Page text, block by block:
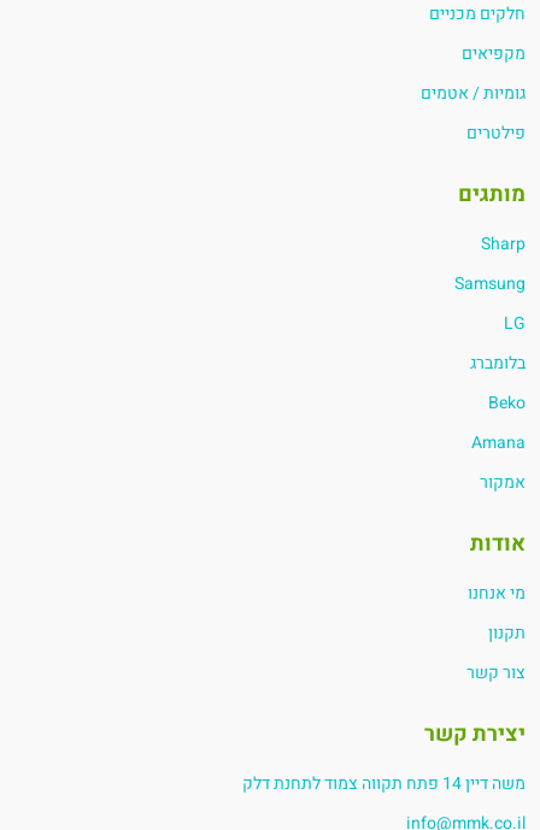
חלקים מכניים
מקפיאים
גומיות / אטמים
פילטרים
מותגים
Sharp
Samsung
LG
בלומברג
Beko
Amana
אמקור
אודות
מי אנחנו
תקנון
צור קשר
יצירת קשר
משה דיין 14 פתח תקווה צמוד לתחנת דלק
info@mmk.co.il